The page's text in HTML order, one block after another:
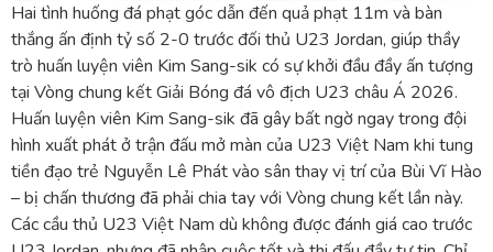
Hai tình huống đá phạt góc dẫn đến quả phạt 11m và bàn
thắng ấn định tỷ số 2-0 trước đối thủ U23 Jordan, giúp thầy
trò huấn luyện viên Kim Sang-sik có sự khởi đầu đầy ấn tượng
tại Vòng chung kết Giải Bóng đá vô địch U23 châu Á 2026.
Huấn luyện viên Kim Sang-sik đã gây bất ngờ ngay trong đội
hình xuất phát ở trận đấu mở màn của U23 Việt Nam khi tung
tiền đạo trẻ Nguyễn Lê Phát vào sân thay vị trí của Bùi Vĩ Hào
– bị chấn thương đã phải chia tay với Vòng chung kết lần này.
Các cầu thủ U23 Việt Nam dù không được đánh giá cao trước